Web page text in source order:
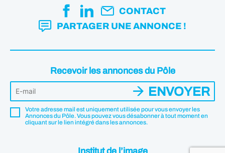
CONTACT
PARTAGER UNE ANNONCE !
Recevoir les annonces du Pôle
Votre adresse mail est uniquement utilisée pour vous envoyer les
Annonces du Pôle. Vous pouvez vous désabonner à tout moment en
cliquant sur le lien intégré dans les annonces.
ENVOYER
Institut de l’image